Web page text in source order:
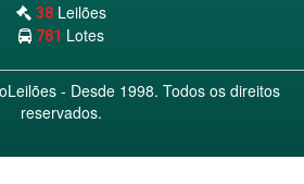
38 Leilões
781 Lotes
- Desde 1998. Todos os direitos
reservados.